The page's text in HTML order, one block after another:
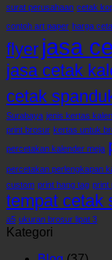
surat perusahaan cetak
contoh art paper harga
flyer jasa
jasa cetak
cetak
Surabaya jenis kertas
print brosur kertas untuk
percetakan kalender meja
percetakan perlengkapan
custom print hang tag print
tempat cetak
a5 ukuran brosur lipat 3
Kategori